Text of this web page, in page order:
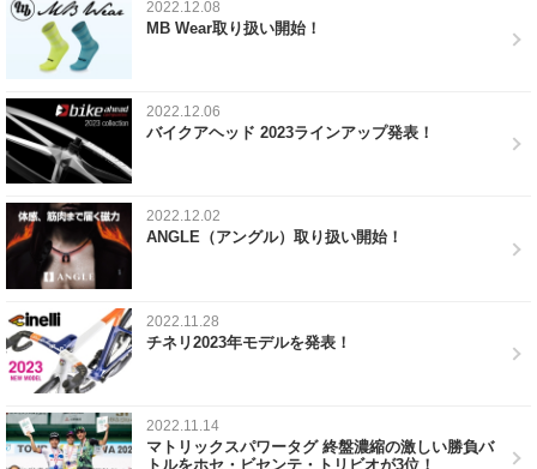
2022.12.08
MB Wear取り扱い開始！
2022.12.06
バイクアヘッド 2023ラインアップ発表！
2022.12.02
ANGLE（アングル）取り扱い開始！
2022.11.28
チネリ2023年モデルを発表！
2022.11.14
マトリックスパワータグ 終盤濃縮の激しい勝負バ
トルをホセ・ビセンテ・トリビオが3位！